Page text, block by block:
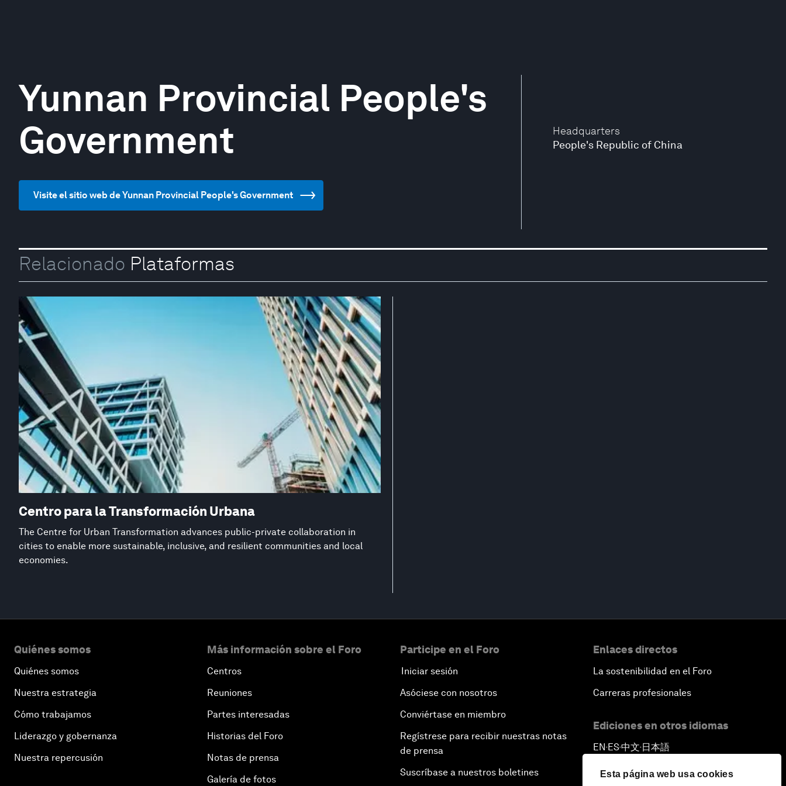
Esta página web usa cookies
Headquarters
People's Republic of China
Yunnan Provincial People's
Government
Visite el sitio web de Yunnan Provincial People's Government
Relacionado Plataformas
Centro para la Transformación Urbana
The Centre for Urban Transformation advances public-private collaboration in
cities to enable more sustainable, inclusive, and resilient communities and local
economies.
Quiénes somos
Quiénes somos
Nuestra estrategia
Cómo trabajamos
Liderazgo y gobernanza
Nuestra repercusión
Más información sobre el Foro
Centros
Reuniones
Partes interesadas
Historias del Foro
Notas de prensa
Galería de fotos
Participe en el Foro
Iniciar sesión
Asóciese con nosotros
Conviértase en miembro
Regístrese para recibir nuestras notas
de prensa
Suscríbase a nuestros boletines
Enlaces directos
La sostenibilidad en el Foro
Carreras profesionales
Ediciones en otros idiomas
EN ▪ES▪中文▪ 日本語